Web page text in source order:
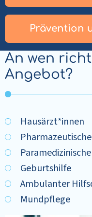
Prävention
An wen
Angebot?
Hausärzt*innen
Geburtshilfe
Ambulanter
Mundpflege